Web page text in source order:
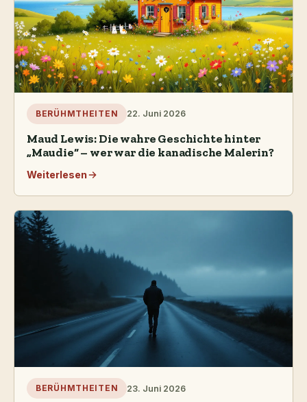
BERÜHMTHEITEN 22. Juni 2026
Maud Lewis: Die wahre Geschichte hinter
„Maudie“ – wer war die kanadische Malerin?
Weiterlesen
BERÜHMTHEITEN 23. Juni 2026